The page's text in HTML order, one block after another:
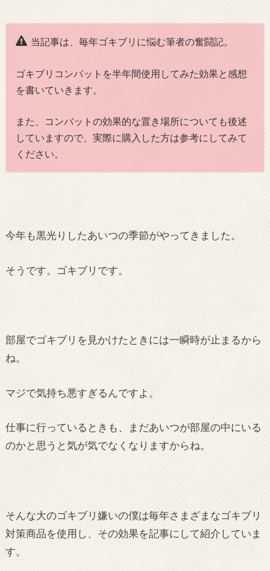
当記事は、毎年ゴキブリに悩む筆者の奮闘記。
ゴキブリコンバットを半年間使用してみた効果と感想
を書いていきます。
また、コンバットの効果的な置き場所についても後述
していますので、実際に購入した方は参考にしてみて
ください。
今年も黒光りしたあいつの季節がやってきました。
そうです。ゴキブリです。
部屋でゴキブリを見かけたときには一瞬時が止まるから
ね。
マジで気持ち悪すぎるんですよ。
仕事に行っているときも、まだあいつが部屋の中にいる
のかと思うと気が気でなくなりますからね。
そんな大のゴキブリ嫌いの僕は毎年さまざまなゴキブリ
対策商品を使用し、その効果を記事にして紹介していま
す。